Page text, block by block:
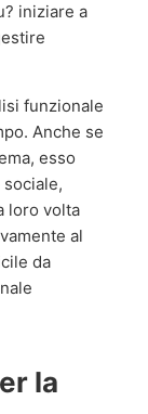
iniziare a
funzionale
Anche se
esso
loro volta
al
da
la